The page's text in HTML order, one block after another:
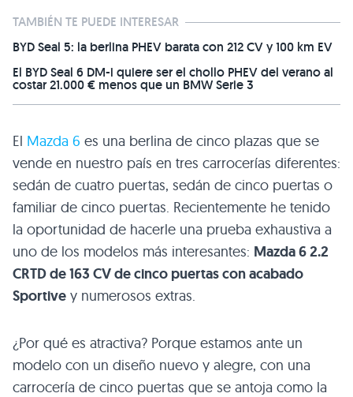
TAMBIÉN TE PUEDE INTERESAR
BYD Seal 5: la berlina PHEV barata con 212 CV y 100 km EV
El BYD Seal 6 DM-i quiere ser el chollo PHEV del verano al
costar 21.000 € menos que un BMW Serie 3
El Mazda 6 es una berlina de cinco plazas que se
vende en nuestro país en tres carrocerías diferentes:
sedán de cuatro puertas, sedán de cinco puertas o
familiar de cinco puertas. Recientemente he tenido
la oportunidad de hacerle una prueba exhaustiva a
uno de los modelos más interesantes: Mazda 6 2.2
CRTDde 163 CV de cinco puertas con acabado
Sportive y numerosos extras.
¿Por qué es atractiva? Porque estamos ante un
modelo con un diseño nuevo y alegre, con una
carrocería de cinco puertas que se antoja como la